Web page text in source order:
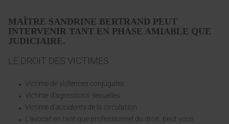
MAÎTRE SANDRINE BERTRAND PEUT
INTERVENIR TANT EN PHASE AMIABLE QUE
JUDICIAIRE.
LE DROIT DES VICTIMES
Victime de violences conjugales
Victime d'agressions sexuelles
Victime d' accidentsde la circulation
L'avocat en tant que professionnel du droit, peut vous